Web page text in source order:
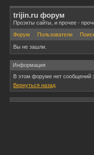
trijin.ru форум
Проэкты сайты, и прочее -
Форум
Пользователи
Вы не зашли.
Информация
В этом форуме нет сообщений
Вернуться назад